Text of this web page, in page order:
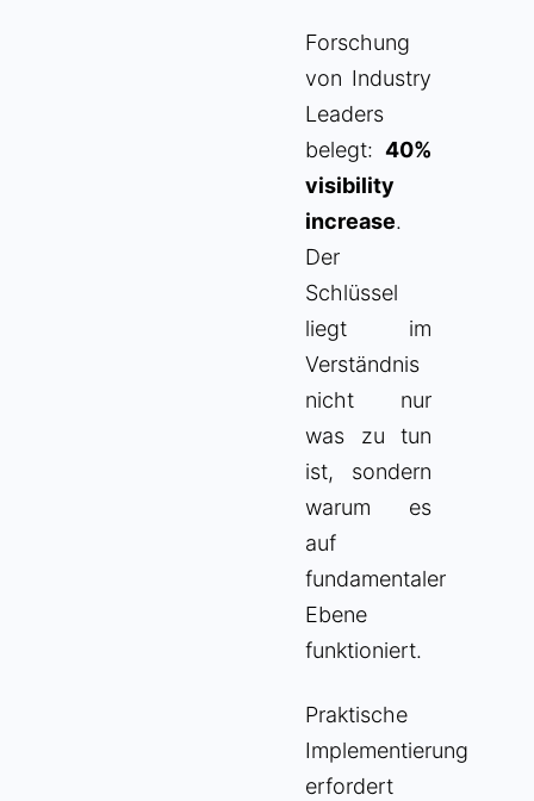
Forschung
von Industry
Leaders
belegt: 40%
visibility
increase.
Der
Schlüssel
liegt im
Verständnis
nicht nur
was zu tun
ist, sondern
warum es
auf
fundamentaler
Ebene
funktioniert.
Praktische
Implementierung
erfordert